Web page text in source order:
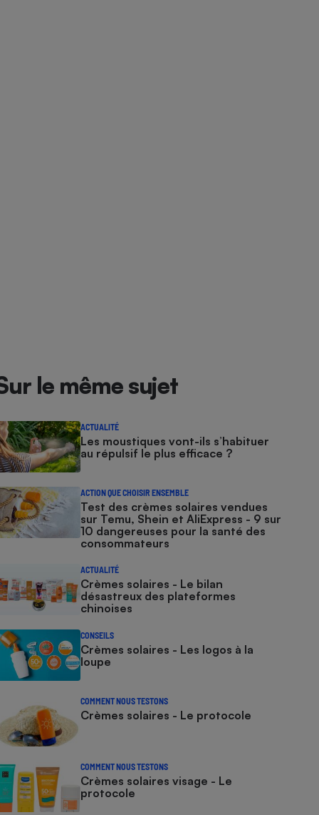
le même sujet
ACTUALITÉ
Les moustiques vont-ils s’habituer
au répulsif le plus efficace ?
ACTION QUE CHOISIR ENSEMBLE
Test des crèmes solaires vendues
sur Temu, Shein et AliExpress - 9 sur
10 dangereuses pour la santé des
consommateurs
ACTUALITÉ
Crèmes solaires - Le bilan
désastreux des plateformes
chinoises
CONSEILS
Crèmes solaires - Les logos à la
loupe
COMMENT NOUS TESTONS
Crèmes solaires - Le protocole
COMMENT NOUS TESTONS
Crèmes solaires visage - Le
protocole